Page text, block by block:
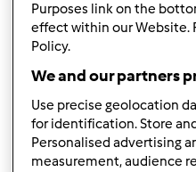
Ter, 2013-08-13 19:28
Olá,
Não sei se estou no local
Purposes link on the
effect within our Website.
Policy.
We and our partners
Use precise geolocation
for identification. Store
Personalised advertising
measurement, audience